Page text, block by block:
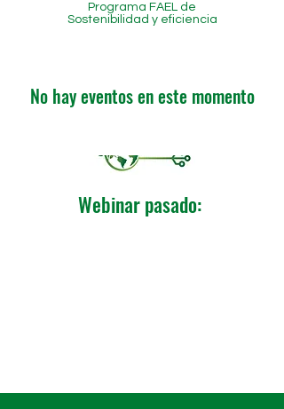
Programa FAEL de
Sostenibilidad y eficiencia
No hay eventos en este momento
Webinar pasado: